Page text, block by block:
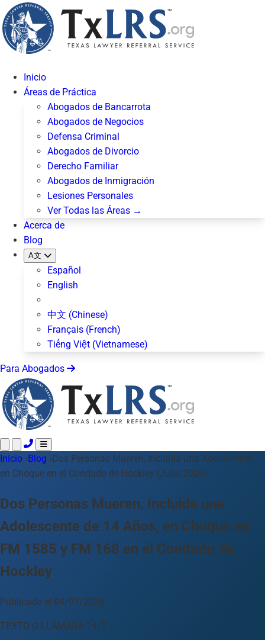
Inicio
Áreas de Práctica
Abogados de Bancarrota
Abogados de Negocios
Defensa Criminal
Abogados de Divorcio
Derecho Familiar
Abogados de Inmigración
Lesiones Personales
Ver Todas las Áreas →
Acerca de
Blog
A文
Español
English
中文 (Chinese)
Français (French)
Tiếng Việt (Vietnamese)
Para Abogados
Llame 24/7 ·512-872-4400 Envíe un Texto
Más de 50 temas
Acerca de Nosotros
Blog
Para Abogados
Idioma
Español English
Su Ubicación
Austin 512-872-4400
Inicio ›Blog ›Dos Personas Mueren, Incluida una Adolescente,
en Choque en el Condado de Hockley (Julio 2026)
Dos Personas Mueren, Incluida una
Adolescente de 14 Años, en Choque en
FM 1585 y FM 168 en el Condado de
Hockley
Publicado el 04/07/2026
TEXTO O LLAMADA 24/7